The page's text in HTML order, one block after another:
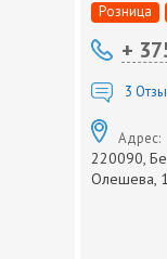
Розница
+
3
Адрес:
220090,
Олешева,